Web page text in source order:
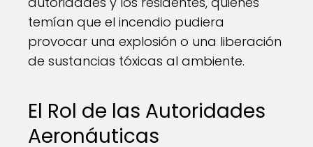
temían que el incendio pudiera
provocar una explosión o una liberación
de sustancias tóxicas al ambiente.
El Rol de las Autoridades
Aeronáuticas